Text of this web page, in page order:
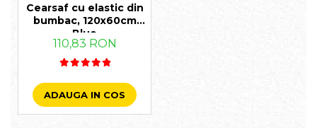
Cearsaf cu elastic din
bumbac, 120x60cm
Blue
110,83 RON
ADAUGA IN COS